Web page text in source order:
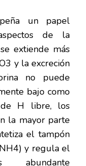
un papel
de la
extiende más
y la excreción
no puede
bajo como
H libre, los
la mayor parte
el tampón
y regula el
abundante